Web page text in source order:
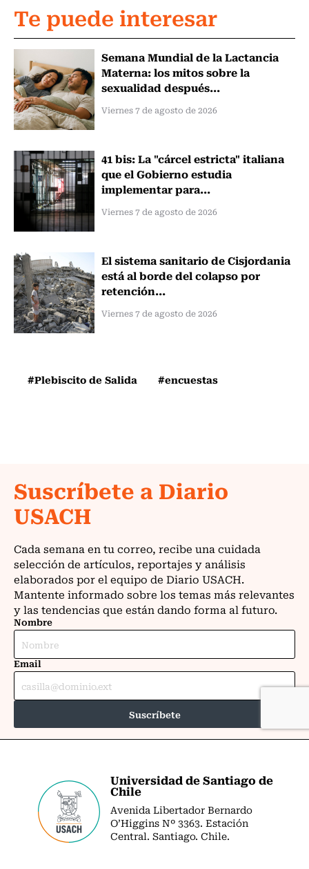
Te puede interesar
Semana Mundial de la Lactancia
Materna: los mitos sobre la
sexualidad después...
Viernes 7 de agosto de 2026
41 bis: La "cárcel estricta" italiana
que el Gobierno estudia
implementar para...
Viernes 7 de agosto de 2026
El sistema sanitario de Cisjordania
está al borde del colapso por
retención...
Viernes 7 de agosto de 2026
#Plebiscito de Salida #encuestas
Universidad de Santiago de
Chile
Avenida Libertador Bernardo
O’Higgins Nº 3363. Estación
Central. Santiago. Chile.